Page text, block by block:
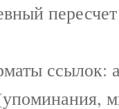
ссылок: